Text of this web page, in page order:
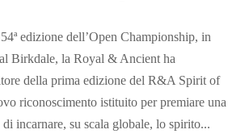
edizione dell’Open Championship, in
Birkdale, la Royal & Ancient ha
della prima edizione del R&A Spirit of
riconoscimento istituito per premiare una
di incarnare, su scala globale, lo spirito...